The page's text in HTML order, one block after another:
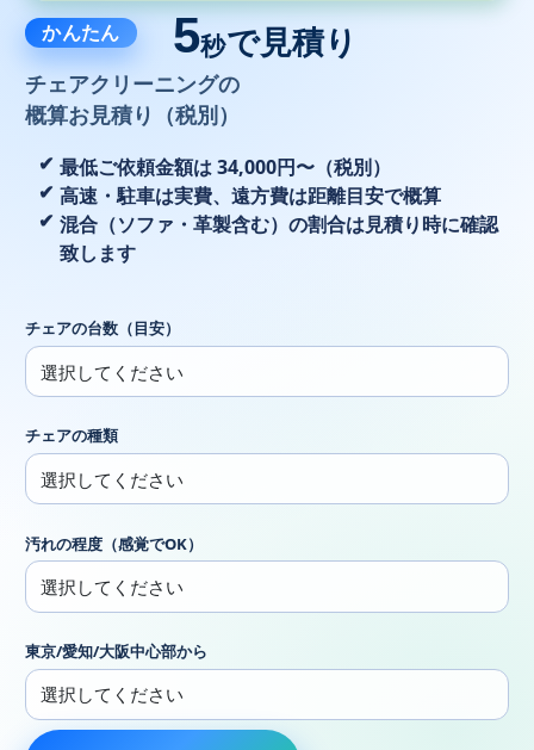
かんたん 5秒で見積り
チェアクリーニングの
概算お見積り（税別）
最低ご依頼金額は 34,000円〜（税別）
高速・駐車は実費、遠方費は距離目安で概算
混合（ソファ・革製含む）の割合は見積り時に確認
致します
チェアの台数（目安）
チェアの種類
汚れの程度（感覚でOK）
東京/愛知/大阪中心部から